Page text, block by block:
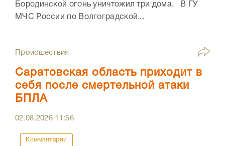
Бородинской огонь уничтожил три дома. В ГУ
МЧС России по Волгоградской...
Происшествия
Саратовская область приходит в
себя после смертельной атаки
БПЛА
02.08.2026 11:56
Комментарии